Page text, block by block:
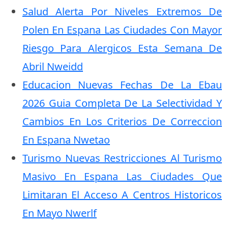
Salud Alerta Por Niveles Extremos De
Polen En Espana Las Ciudades Con Mayor
Riesgo Para Alergicos Esta Semana De
Abril Nweidd
Educacion Nuevas Fechas De La Ebau
2026 Guia Completa De La Selectividad Y
Cambios En Los Criterios De Correccion
En Espana Nwetao
Turismo Nuevas Restricciones Al Turismo
Masivo En Espana Las Ciudades Que
Limitaran El Acceso A Centros Historicos
En Mayo Nwerlf